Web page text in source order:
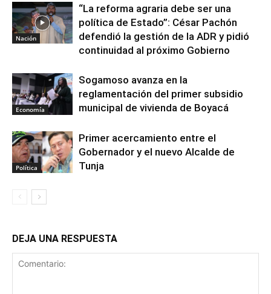
Nación
“La reforma agraria debe ser una
política de Estado”: César Pachón
defendió la gestión de la ADR y pidió
continuidad al próximo Gobierno
Economía
Sogamoso avanza en la
reglamentación del primer subsidio
municipal de vivienda de Boyacá
Política
Primer acercamiento entre el
Gobernador y el nuevo Alcalde de
Tunja
DEJA UNA RESPUESTA